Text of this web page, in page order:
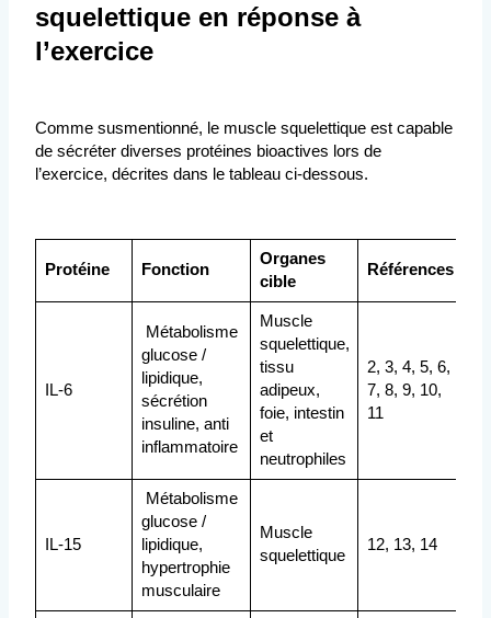
squelettique en réponse à
l’exercice
Comme susmentionné, le muscle squelettique est capable
de sécréter diverses protéines bioactives lors de
l’exercice, décrites dans le tableau ci-dessous.
Protéine Fonction
Organes
cible
Références
IL-6
Métabolisme
glucose /
lipidique,
sécrétion
insuline, anti
inflammatoire
Muscle
squelettique,
tissu
adipeux,
foie, intestin
et
neutrophiles
2, 3, 4, 5, 6,
7, 8, 9, 10,
11
IL-15
Métabolisme
glucose /
lipidique,
hypertrophie
musculaire
Muscle
squelettique
12, 13, 14